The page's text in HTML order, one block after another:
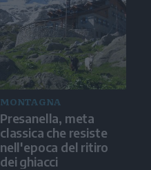
MONTAGNA
Presanella, meta
classica che resiste
nell'epoca del ritiro
dei ghiacci